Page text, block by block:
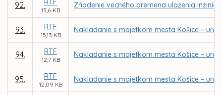
92. RTF
13,6 KB
Zriadenie vecného bremena uloženia
93. RTF
15,13 KB
Nakladanie s majetkom mesta Košice –
94. RTF
12,7 KB
Nakladanie s majetkom mesta Košice –
95. RTF
12,09 KB
Nakladanie s majetkom mesta Košice –